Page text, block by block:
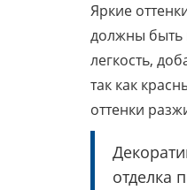
Яркие
должны быть
легкость,
так как
оттенки
отделка